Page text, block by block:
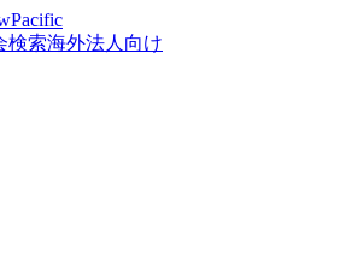
検索海外法人向け